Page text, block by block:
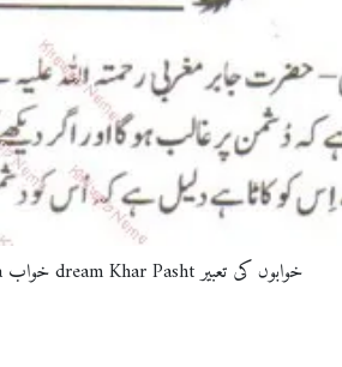
Dream meaning of خار پشت2Dream interpretation of Thorn back refer to Khawab Nama خواب dream Khar Pasht خوابوں کی تعبیر